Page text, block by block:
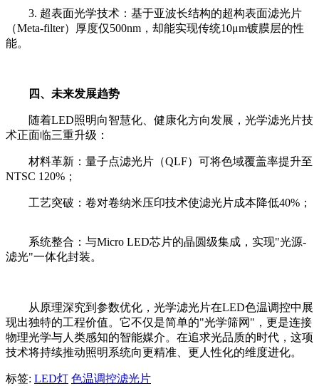
3. 超表面光学技术：基于亚波长结构的超构表面滤光片
（Meta-filter）厚度仅500nm，却能实现传统10μm镀膜层的性
能。
四、未来发展趋势
随着LED照明向智慧化、健康化方向发展，光学滤光片技
术正面临三重升级：
材料革新：量子点滤光片（QLF）可将色域覆盖率提升至
NTSC 120%；
工艺突破：卷对卷纳米压印技术使滤光片成本降低40%；
系统整合：与Micro LED芯片的晶圆级集成，实现"光源-
滤光"一体化封装。
从原理深究到参数优化，光学滤光片在LED色温调控中展
现出独特的工程价值。它不仅是简单的"光学筛网"，更是连接
物理光学与人类感知的智能媒介。在追求光品质的时代，这项
技术将持续推动照明系统向更精准、更人性化的维度进化。
标签: LED灯 色温调控滤光片